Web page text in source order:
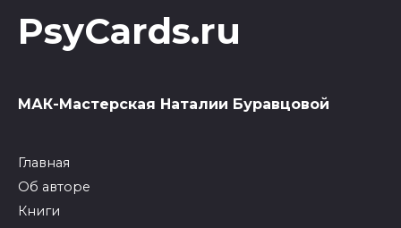
PsyCards.ru
МАК-Мастерская Наталии Буравцовой
Главная
Об авторе
Книги